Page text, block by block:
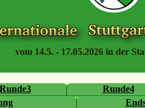
vom 14.5. - 17.05.2026 in der
Runde3 Runde4